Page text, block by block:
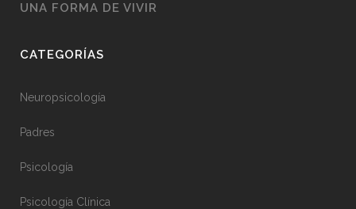
UNA FORMA DE VIVIR
CATEGORÍAS
Neuropsicología
Padres
Psicología
Psicología Clínica